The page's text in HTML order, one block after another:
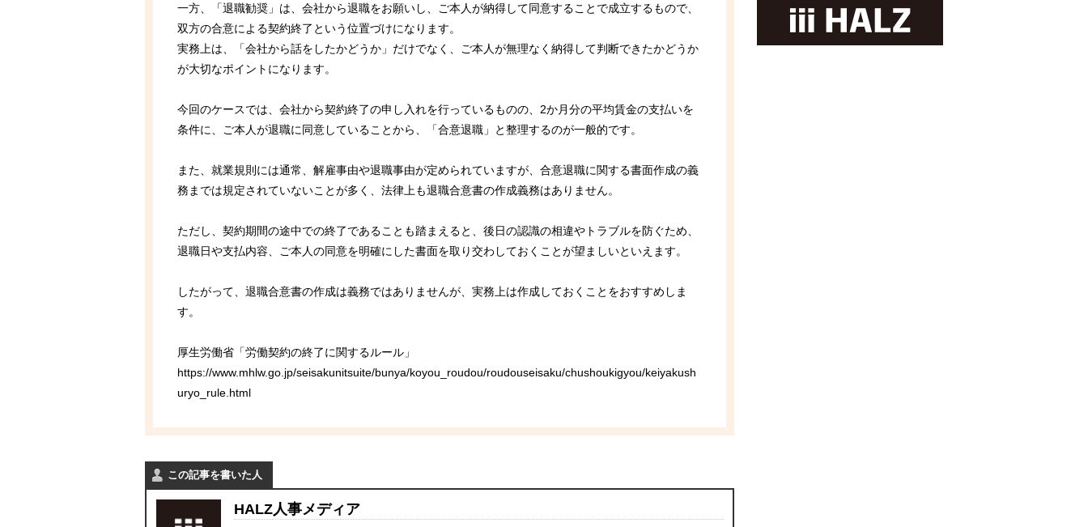
一方、「退職勧奨」は、会社から退職をお願いし、ご本人が納得して同意することで成立するもので、
双方の合意による契約終了という位置づけになります。
実務上は、「会社から話をしたかどうか」だけでなく、ご本人が無理なく納得して判断できたかどうか
が大切なポイントになります。
今回のケースでは、会社から契約終了の申し入れを行っているものの、2か月分の平均賃金の支払いを
条件に、ご本人が退職に同意していることから、「合意退職」と整理するのが一般的です。
また、就業規則には通常、解雇事由や退職事由が定められていますが、合意退職に関する書面作成の義
務までは規定されていないことが多く、法律上も退職合意書の作成義務はありません。
ただし、契約期間の途中での終了であることも踏まえると、後日の認識の相違やトラブルを防ぐため、
退職日や支払内容、ご本人の同意を明確にした書面を取り交わしておくことが望ましいといえます。
したがって、退職合意書の作成は義務ではありませんが、実務上は作成しておくことをおすすめしま
す。
厚生労働省「労働契約の終了に関するルール」
https://www.mhlw.go.jp/seisakunitsuite/bunya/koyou_roudou/roudouseisaku/chushoukigyou/keiyakush
uryo_rule.html
この記事を書いた人
HALZ人事メディア